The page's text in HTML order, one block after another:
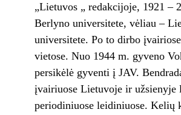
„Lietuvos „ redakcijoje, 1921 –
Berlyno universitete, vėliau –
universitete. Po to dirbo
vietose. Nuo 1944 m. gyveno
persikėlė gyventi į JAV.
įvairiuose Lietuvoje ir užsienyje
periodiniuose leidiniuose. Kelių